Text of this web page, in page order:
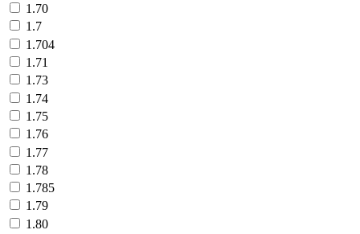
1.70
1.7
1.704
1.71
1.73
1.74
1.75
1.76
1.77
1.78
1.785
1.79
1.80